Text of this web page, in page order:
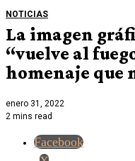
NOTICIAS
La imagen
“vuelve al
homenaje que
enero 31, 2022
2 mins read
Facebook